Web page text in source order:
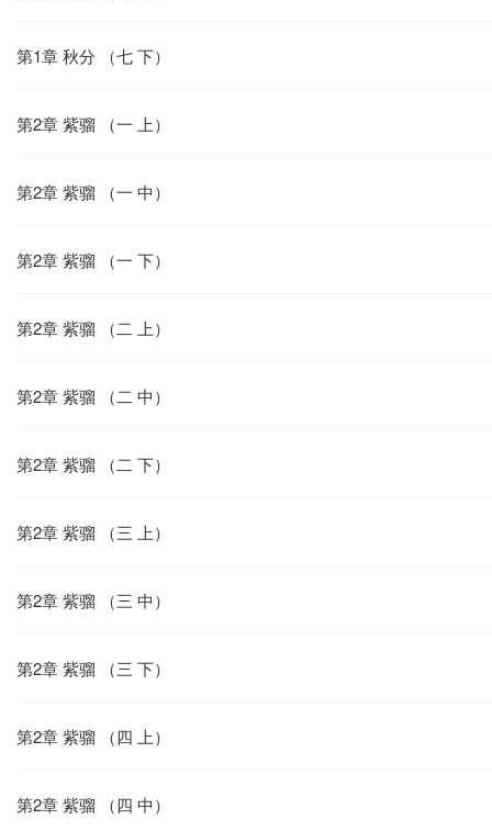
第1章 秋分 （七 下）
第2章 紫骝 （一 上）
第2章 紫骝 （一 中）
第2章 紫骝 （一 下）
第2章 紫骝 （二 上）
第2章 紫骝 （二 中）
第2章 紫骝 （二 下）
第2章 紫骝 （三 上）
第2章 紫骝 （三 中）
第2章 紫骝 （三 下）
第2章 紫骝 （四 上）
第2章 紫骝 （四 中）